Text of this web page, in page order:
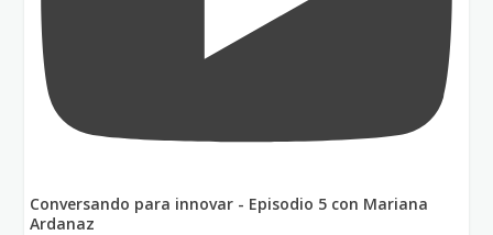
Conversando para innovar - Episodio 5 con Mariana
Ardanaz